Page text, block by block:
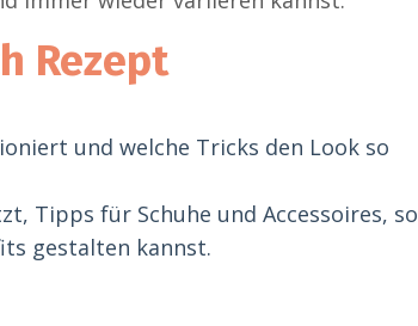
Rezept
und welche Tricks den Look so
Tipps für Schuhe und Accessoires, so
gestalten kannst.